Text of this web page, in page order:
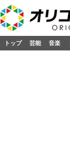
トップ 芸能 音楽